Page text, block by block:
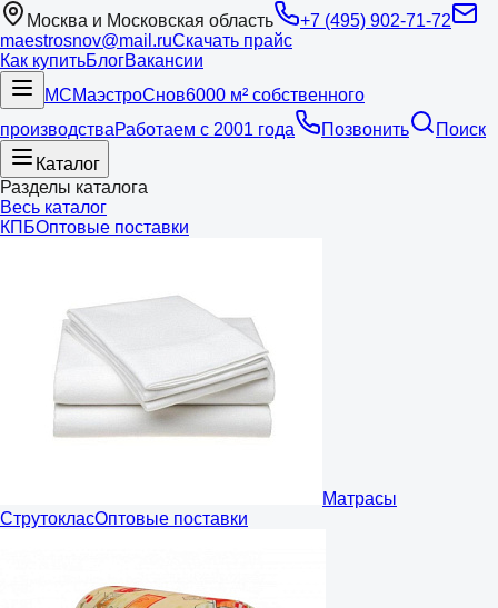
Москва и Московская область
+7 (495) 902-71-72
maestrosnov@mail.ruСкачать прайс
Как купитьБлогВакансии
МСМаэстроСнов6000 м² собственного
производстваРаботаем с 2001 года Позвонить
Поиск
Каталог
Разделы каталога
Весь каталог
КПБОптовые поставки
Матрасы
СтрутокласОптовые поставки